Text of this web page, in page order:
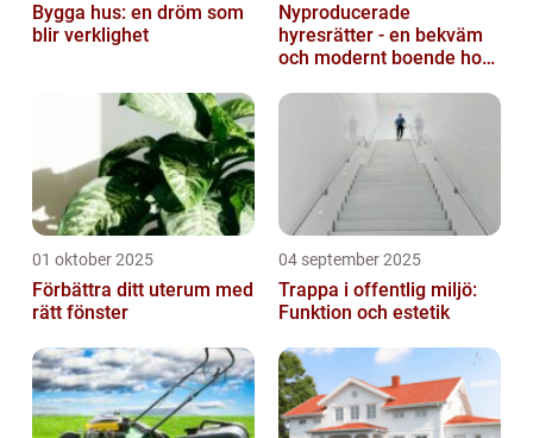
Bygga hus: en dröm som
blir verklighet
Nyproducerade
hyresrätter - en bekväm
och modernt boende hos
nyproduktion
01 oktober 2025
Förbättra ditt uterum med
rätt fönster
04 september 2025
Trappa i offentlig miljö:
Funktion och estetik